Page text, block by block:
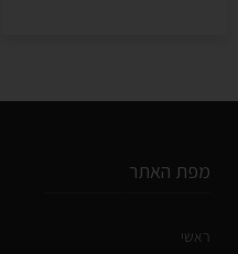
מפת האתר
ראשי